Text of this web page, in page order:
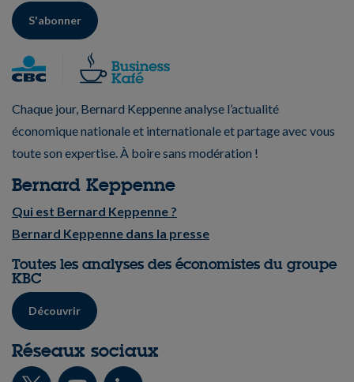
S'abonner
Chaque jour, Bernard Keppenne analyse l’actualité
économique nationale et internationale et partage avec vous
toute son expertise. À boire sans modération !
Bernard Keppenne
Qui est Bernard Keppenne ?
Bernard Keppenne dans la presse
Toutes les analyses des économistes du groupe
KBC
Découvrir
Réseaux sociaux